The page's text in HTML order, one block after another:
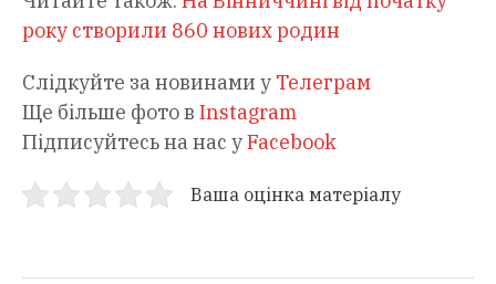
року створили 860 нових родин
Слідкуйте за новинами у Телеграм
Ще більше фото в Instagram
Підписуйтесь на нас уFacebook
Ваша оцінка матеріалу